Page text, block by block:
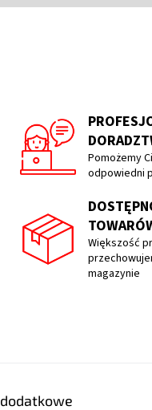
Pomożemy
odpowiedni
Większość
magazynie